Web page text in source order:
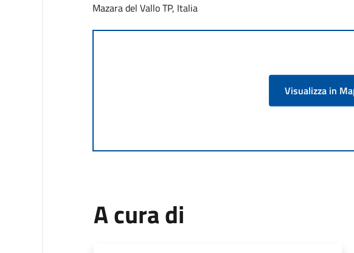
Mazara del Vallo TP, Italia
Visualizza in
A cura di